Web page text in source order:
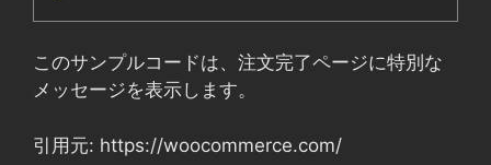
このサンプルコードは、注文完了ページに特別な
メッセージを表示します。
引用元: https://woocommerce.com/